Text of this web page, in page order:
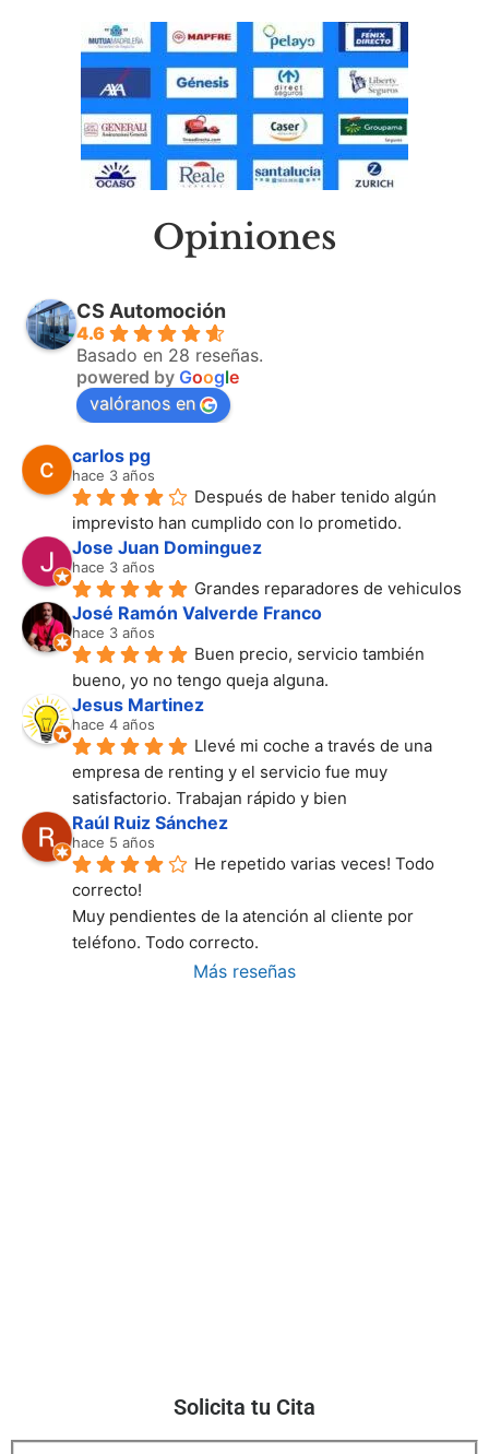
Opiniones
CS Automoción
4.6
Basado en 28 reseñas.
powered by Google
valóranos en
carlos pg
hace 3 años
Después de haber tenido algún
imprevisto han cumplido con lo prometido.
Jose Juan Dominguez
hace 3 años
Grandes reparadores de vehiculos
José Ramón Valverde Franco
hace 3 años
Buen precio, servicio también
bueno, yo no tengo queja alguna.
Jesus Martinez
hace 4 años
Llevé mi coche a través de una
empresa de renting y el servicio fue muy
satisfactorio. Trabajan rápido y bien
Raúl Ruiz Sánchez
hace 5 años
He repetido varias veces! Todo
correcto!
Muy pendientes de la atención al cliente por
teléfono. Todo correcto.
Más reseñas
Solicita tu Cita